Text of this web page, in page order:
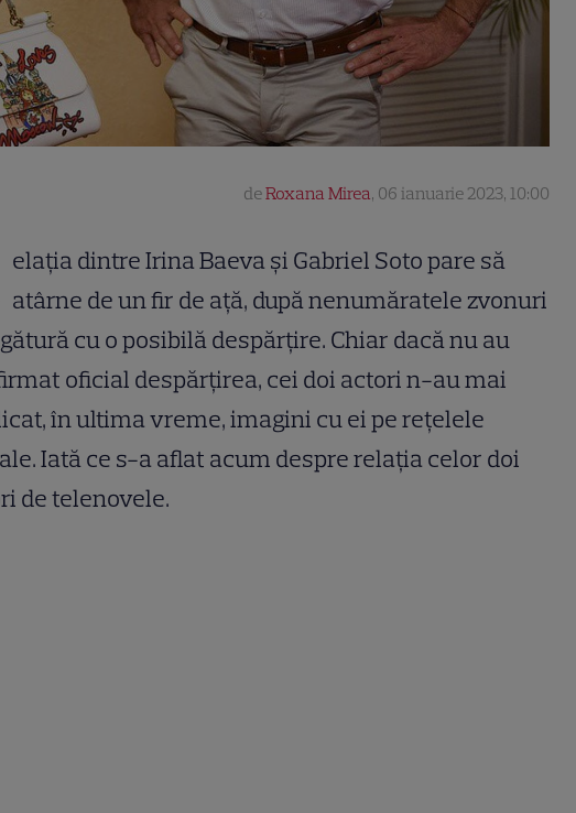
deRoxana Mirea, 06 ianuarie 2023, 10:00
elația dintre Irina Baeva și Gabriel Soto pare să
atârne de un fir de ață, după nenumăratele zvonuri
cu o posibilă despărțire. Chiar dacă nu au
oficial despărțirea, cei doi actori n-au mai
în ultima vreme, imagini cu ei pe rețelele
Iată ce s-a aflat acum despre relația celor doi
de telenovele.